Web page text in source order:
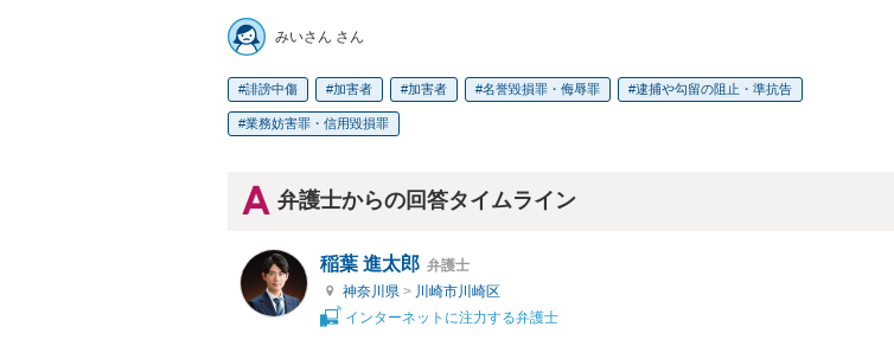
みいさん さん
誹謗中傷 加害者 加害者 名誉毀損罪・侮辱罪 逮捕や勾留の阻止・準抗告
業務妨害罪・信用毀損罪
弁護士からの回答タイムライン
稲葉 進太郎 弁護士
神奈川県 > 川崎市川崎区
インターネットに注力する弁護士